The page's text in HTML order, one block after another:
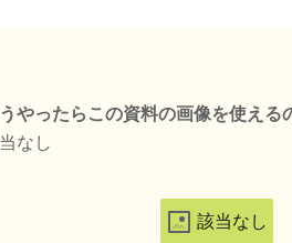
やったらこの資料の画像を使える
なし
該当なし